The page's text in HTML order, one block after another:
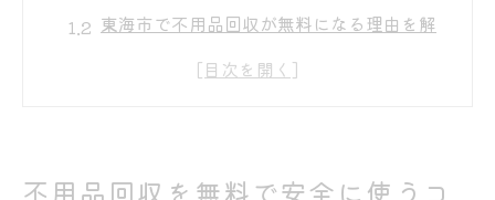
東海市で不用品回収が無料になる理由を解
不用品回収を無料で安全に使うコ